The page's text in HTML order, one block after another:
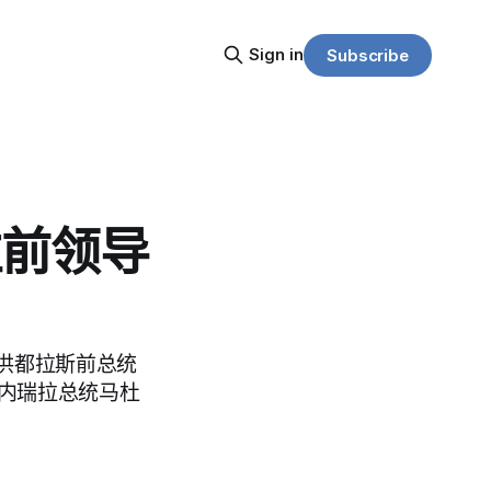
Sign in Subscribe
领导
都拉斯前总统
瑞拉总统马杜